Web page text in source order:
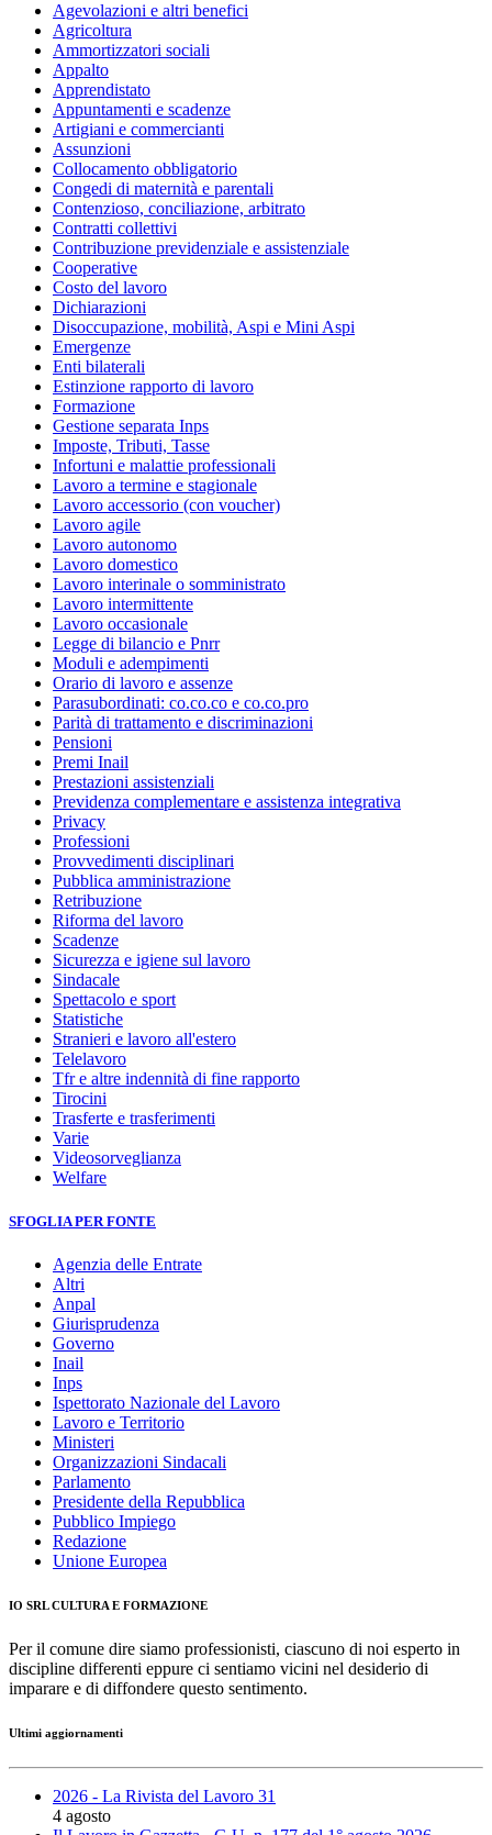
Agevolazioni e altri benefici
Agricoltura
Ammortizzatori sociali
Appalto
Apprendistato
Appuntamenti e scadenze
Artigiani e commercianti
Assunzioni
Collocamento obbligatorio
Congedi di maternità e parentali
Contenzioso, conciliazione, arbitrato
Contratti collettivi
Contribuzione previdenziale e assistenziale
Cooperative
Costo del lavoro
Dichiarazioni
Disoccupazione, mobilità, Aspi e Mini Aspi
Emergenze
Enti bilaterali
Estinzione rapporto di lavoro
Formazione
Gestione separata Inps
Imposte, Tributi, Tasse
Infortuni e malattie professionali
Lavoro a termine e stagionale
Lavoro accessorio (con voucher)
Lavoro agile
Lavoro autonomo
Lavoro domestico
Lavoro interinale o somministrato
Lavoro intermittente
Lavoro occasionale
Legge di bilancio e Pnrr
Moduli e adempimenti
Orario di lavoro e assenze
Parasubordinati: co.co.co e co.co.pro
Parità di trattamento e discriminazioni
Pensioni
Premi Inail
Prestazioni assistenziali
Previdenza complementare e assistenza integrativa
Privacy
Professioni
Provvedimenti disciplinari
Pubblica amministrazione
Retribuzione
Riforma del lavoro
Scadenze
Sicurezza e igiene sul lavoro
Sindacale
Spettacolo e sport
Statistiche
Stranieri e lavoro all'estero
Telelavoro
Tfr e altre indennità di fine rapporto
Tirocini
Trasferte e trasferimenti
Varie
Videosorveglianza
Welfare
SFOGLIA PER FONTE
Agenzia delle Entrate
Altri
Anpal
Giurisprudenza
Governo
Inail
Inps
Ispettorato Nazionale del Lavoro
Lavoro e Territorio
Ministeri
Organizzazioni Sindacali
Parlamento
Presidente della Repubblica
Pubblico Impiego
Redazione
Unione Europea
IO SRL CULTURA E FORMAZIONE
Per il comune dire siamo professionisti, ciascuno di noi esperto in
discipline differenti eppure ci sentiamo vicini nel desiderio di
imparare e di diffondere questo sentimento.
Ultimi aggiornamenti
2026 - La Rivista del Lavoro 31
4 agosto